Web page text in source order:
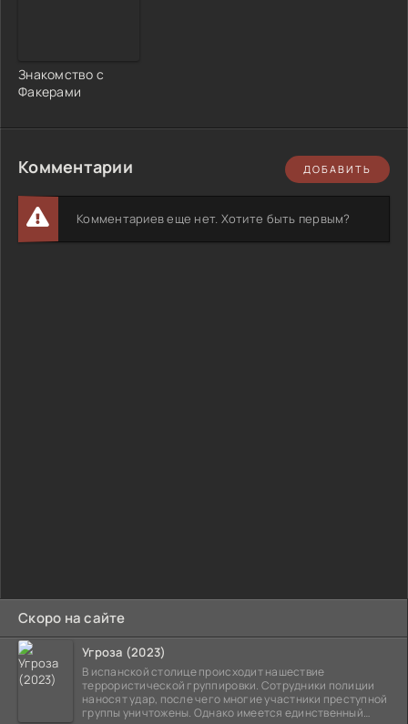
Скоро на сайте
Угроза (2023)
В испанской столице происходит нашествие
террористической группировки. Сотрудники полиции
наносят удар, после чего многие участники преступной
группы уничтожены. Однако имеется единственный
Знакомство с
Факерами
Комментарии ДОБАВИТЬ
Комментариев еще нет. Хотите быть первым?